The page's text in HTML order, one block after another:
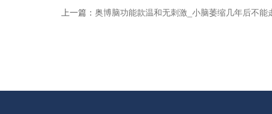
上一篇： 奥博脑功能款温和无刺激_小脑萎缩几年后不能